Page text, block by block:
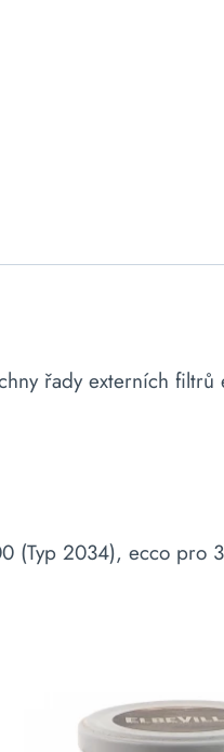
řady externích filtrů
(Typ 2034), ecco pro